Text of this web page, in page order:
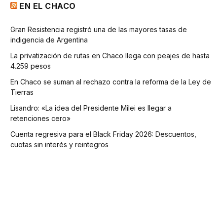
EN EL CHACO
Gran Resistencia registró una de las mayores tasas de
indigencia de Argentina
La privatización de rutas en Chaco llega con peajes de hasta
4.259 pesos
En Chaco se suman al rechazo contra la reforma de la Ley de
Tierras
Lisandro: «La idea del Presidente Milei es llegar a
retenciones cero»
Cuenta regresiva para el Black Friday 2026: Descuentos,
cuotas sin interés y reintegros